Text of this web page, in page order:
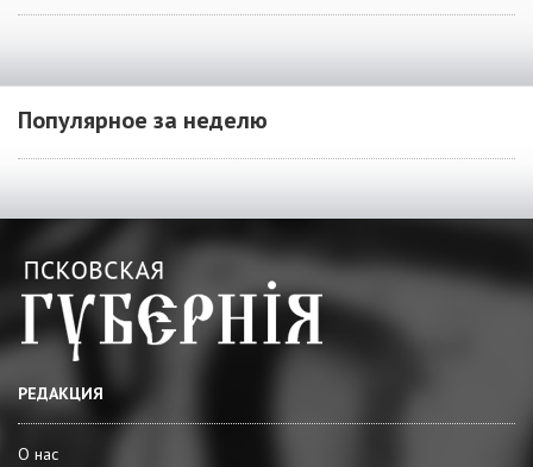
Популярное за неделю
РЕДАКЦИЯ
О нас